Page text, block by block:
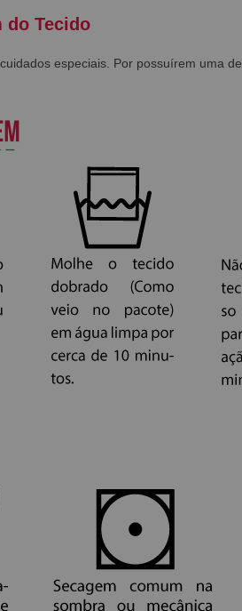
do Tecido
especiais. Por possuírem uma